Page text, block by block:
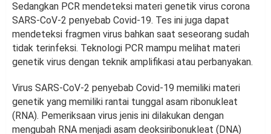
Sedangkan PCR mendeteksi materi genetik virus corona
SARS-CoV-2 penyebab Covid-19. Tes ini juga dapat
mendeteksi fragmen virus bahkan saat seseorang sudah
tidak terinfeksi. Teknologi PCR mampu melihat materi
genetik virus dengan teknik amplifikasi atau perbanyakan.
Virus SARS-CoV-2 penyebab Covid-19 memiliki materi
genetik yang memiliki rantai tunggal asam ribonukleat
(RNA). Pemeriksaan virus jenis ini dilakukan dengan
mengubah RNA menjadi asam deoksiribonukleat (DNA)